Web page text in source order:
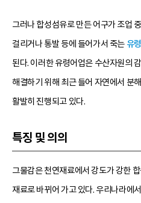
그러나 합성섬유로 만든 어구가 조업
걸리거나 통발 등에 들어가서 죽는 유
된다. 이러한 유령어업은 수산자원의
해결하기 위해 최근 들어 자연에서 분
활발히 진행되고 있다.
특징 및 의의
그물감은 천연재료에서 강도가 강한
재료로 바뀌어 가고 있다. 우리나라에